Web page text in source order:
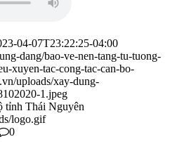
04-07T23:22:25-04:00
dang/bao-ve-nen-tang-tu-tuong-
xuyen-tac-cong-tac-can-bo-
uploads/xay-dung-
1.jpeg
tỉnh Thái Nguyên
logo.gif
0